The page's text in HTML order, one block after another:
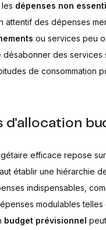
dépenses non
attentif des dépenses
ou services peu
désabonner des services
de consommation
d'allocation
efficace repose
établir une hiérarchie
indispensables,
modulables telles
budget prévisionnel